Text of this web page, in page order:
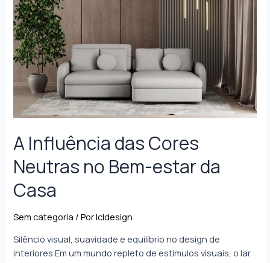
A Influência das Cores
Neutras no Bem-estar da
Casa
Sem categoria / Porlcldesign
Silêncio visual, suavidade e equilíbrio no design de
interiores Em um mundo repleto de estímulos visuais, o lar